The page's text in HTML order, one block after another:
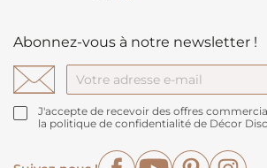
Abonnez-vous à notre newsletter !
J'accepte de recevoir des offres
la politique de confidentialité de Décor
FacebookYouTubePinterest